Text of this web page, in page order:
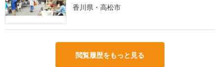
香川県・高松市
閲覧履歴をもっと見る